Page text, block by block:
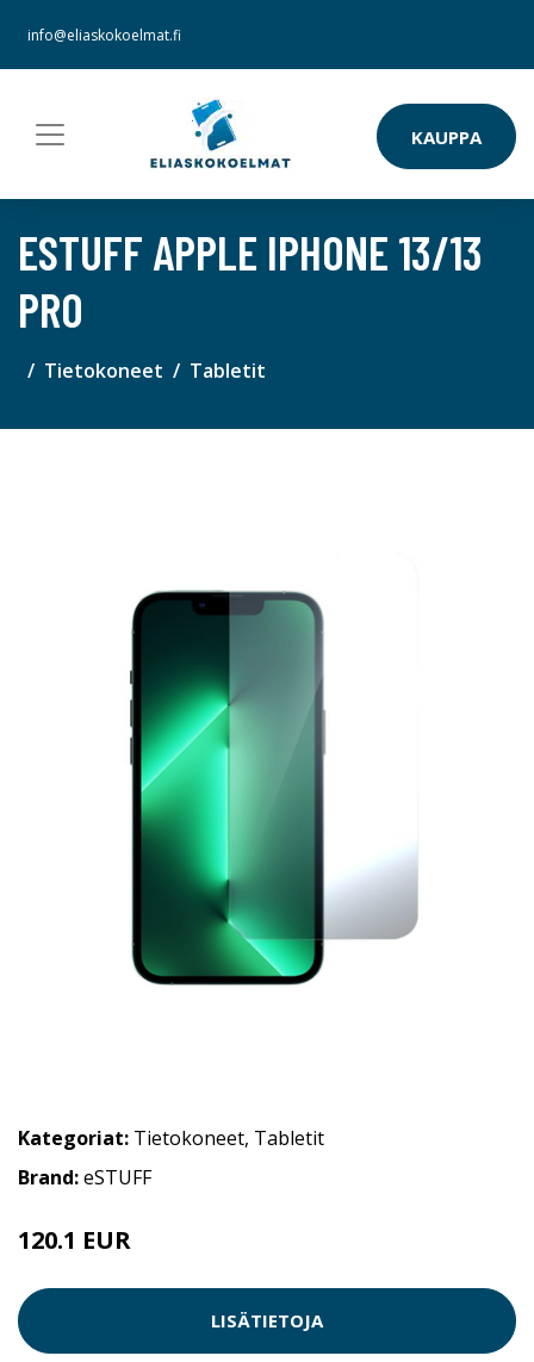
info@eliaskokoelmat.fi
KAUPPA
ESTUFF APPLE IPHONE 13/13
PRO
Tietokoneet Tabletit
Kategoriat: Tietokoneet, Tabletit
Brand:eSTUFF
120.1 EUR
LISÄTIETOJA